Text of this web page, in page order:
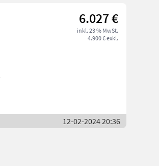
6.027 €
inkl. 23 % MwSt.
4.900 € exkl.
12-02-2024 20:36